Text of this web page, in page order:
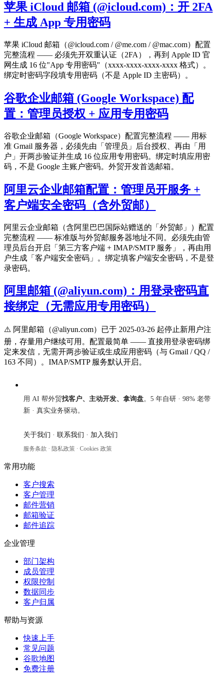
苹果 iCloud 邮箱 (@icloud.com)：开 2FA
+ 生成 App 专用密码
苹果 iCloud 邮箱（@icloud.com / @me.com / @mac.com）配置
完整流程 —— 必须先开双重认证（2FA），再到 Apple ID 官
网生成 16 位"App 专用密码"（xxxx-xxxx-xxxx-xxxx 格式）。
绑定时密码字段填专用密码（不是 Apple ID 主密码）。
谷歌企业邮箱 (Google Workspace) 配
置：管理员授权 + 应用专用密码
谷歌企业邮箱（Google Workspace）配置完整流程 —— 用标
准 Gmail 服务器，必须先由「管理员」后台授权、再由「用
户」开两步验证并生成 16 位应用专用密码。绑定时填应用密
码，不是 Google 主账户密码。外贸开发首选邮箱。
阿里云企业邮箱配置：管理员开服务 +
客户端安全密码（含外贸邮）
阿里云企业邮箱（含阿里巴巴国际站赠送的「外贸邮」）配置
完整流程 —— 标准版与外贸邮服务器地址不同。必须先由管
理员后台开启「第三方客户端 + IMAP/SMTP 服务」，再由用
户生成「客户端安全密码」。绑定填客户端安全密码，不是登
录密码。
阿里邮箱 (@aliyun.com)：用登录密码直
接绑定（无需应用专用密码）
⚠️ 阿里邮箱（@aliyun.com）已于 2025-03-26 起停止新用户注
册，存量用户继续可用。配置最简单 —— 直接用登录密码绑
定来发信，无需开两步验证或生成应用密码（与 Gmail / QQ /
163 不同）。IMAP/SMTP 服务默认开启。
用 AI 帮外贸找客户、主动开发、拿询盘。5 年自研 · 98% 老带
新 · 真实业务驱动。
关于我们 · 联系我们 · 加入我们
服务条款 · 隐私政策 · Cookies 政策
常用功能
客户搜索
客户管理
邮件营销
邮箱验证
邮件追踪
企业管理
部门架构
成员管理
权限控制
数据同步
客户归属
帮助与资源
快速上手
常见问题
谷歌地图
免费注册